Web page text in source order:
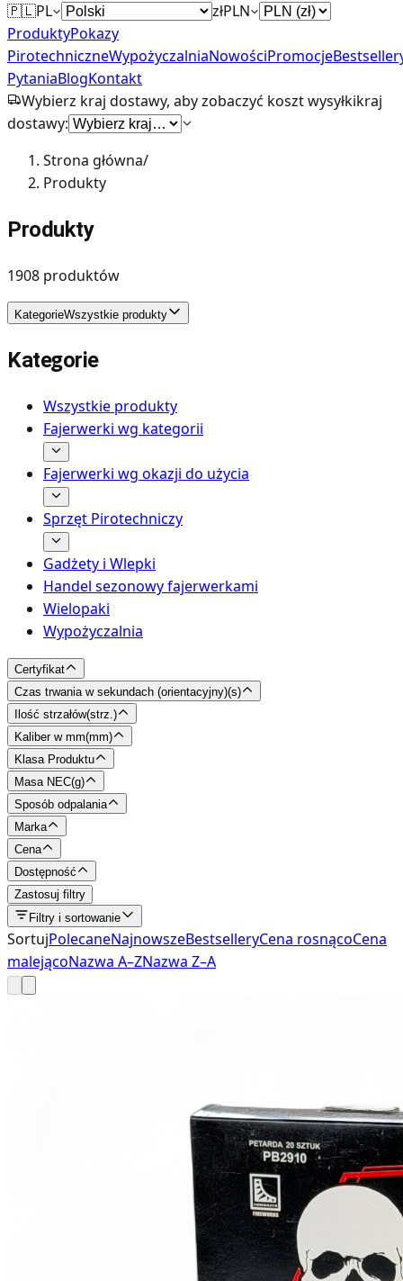
🇵🇱PL złPLN
ProduktyPokazy
PirotechniczneWypożyczalniaNowościPromocje
PytaniaBlogKontakt
Wybierz kraj dostawy, aby zobaczyć koszt wysyłkikraj
dostawy:
Strona główna/
Produkty
Produkty
1908 produktów
KategorieWszystkie produkty
Kategorie
Wszystkie produkty
Fajerwerki wg kategorii
Fajerwerki wg okazji do użycia
Sprzęt Pirotechniczy
Gadżety i Wlepki
Handel sezonowy fajerwerkami
Wielopaki
Wypożyczalnia
Certyfikat
Czas trwania w sekundach (orientacyjny)(s)
Ilość strzałów(strz. )
Kaliber w mm(mm)
Klasa Produktu
Masa NEC(g)
Sposób odpalania
Marka
Cena
Dostępność
Zastosuj filtry
Filtry i sortowanie
SortujPolecaneNajnowszeBestselleryCena rosnącoCena
malejącoNazwa A–ZNazwa Z–A